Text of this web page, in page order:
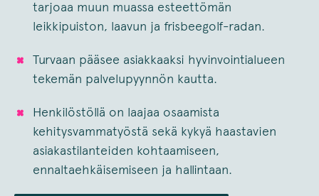
tarjoaa muun muassa esteettömän
leikkipuiston, laavun ja frisbeegolf-radan.
Turvaan pääsee asiakkaaksi hyvinvointialueen
tekemän palvelupyynnön kautta.
Henkilöstöllä on laajaa osaamista
kehitysvammatyöstä sekä kykyä haastavien
asiakastilanteiden kohtaamiseen,
ennaltaehkäisemiseen ja hallintaan.